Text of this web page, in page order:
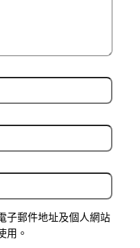
子郵件地址及個人網站
用。